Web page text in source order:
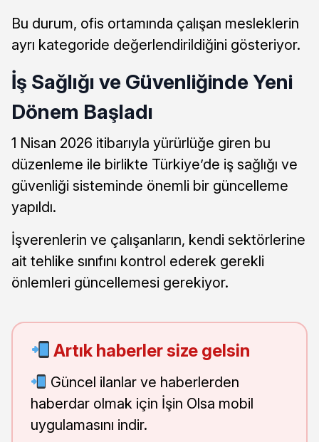
Bu durum, ofis ortamında çalışan mesleklerin
ayrı kategoride değerlendirildiğini gösteriyor.
İş Sağlığı ve Güvenliğinde Yeni
Dönem Başladı
1 Nisan 2026 itibarıyla yürürlüğe giren bu
düzenleme ile birlikte Türkiye’de iş sağlığı ve
güvenliği sisteminde önemli bir güncelleme
yapıldı.
İşverenlerin ve çalışanların, kendi sektörlerine
ait tehlike sınıfını kontrol ederek gerekli
önlemleri güncellemesi gerekiyor.
Artık haberler size gelsin
Güncel ilanlar ve haberlerden
haberdar olmak için İşin Olsa mobil
uygulamasını indir.